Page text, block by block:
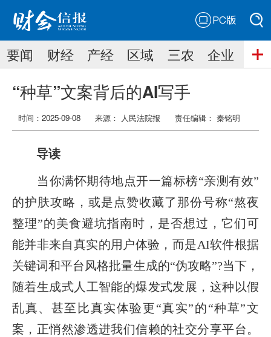
搜索
搜索
要闻 财经 产经 区域 三农 企业
“种草”文案背后的AI写手
时间：2025-09-08 来源： 人民法院报 责任编辑： 秦铭明
导读
当你满怀期待地点开一篇标榜“亲测有效”
的护肤攻略，或是点赞收藏了那份号称“熬夜
整理”的美食避坑指南时，是否想过，它们可
能并非来自真实的用户体验，而是AI软件根据
关键词和平台风格批量生成的“伪攻略”?当下，
随着生成式人工智能的爆发式发展，这种以假
乱真、甚至比真实体验更“真实”的“种草”文
案，正悄然渗透进我们信赖的社交分享平台。